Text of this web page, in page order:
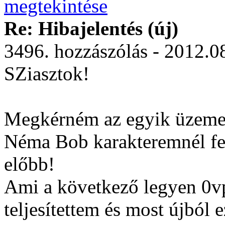
Re: Hibajelentés (új)
3496. hozzászólás -
SZiasztok!
Megkérném az egyik
Néma Bob karakteremnél
előbb!
Ami a következő legyen
teljesítettem és most újból